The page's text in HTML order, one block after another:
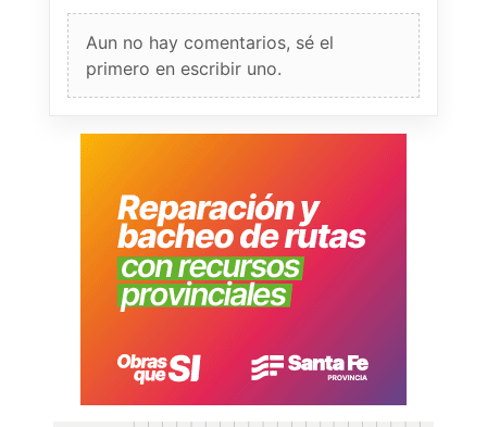
Aun no hay comentarios, sé el
primero en escribir uno.